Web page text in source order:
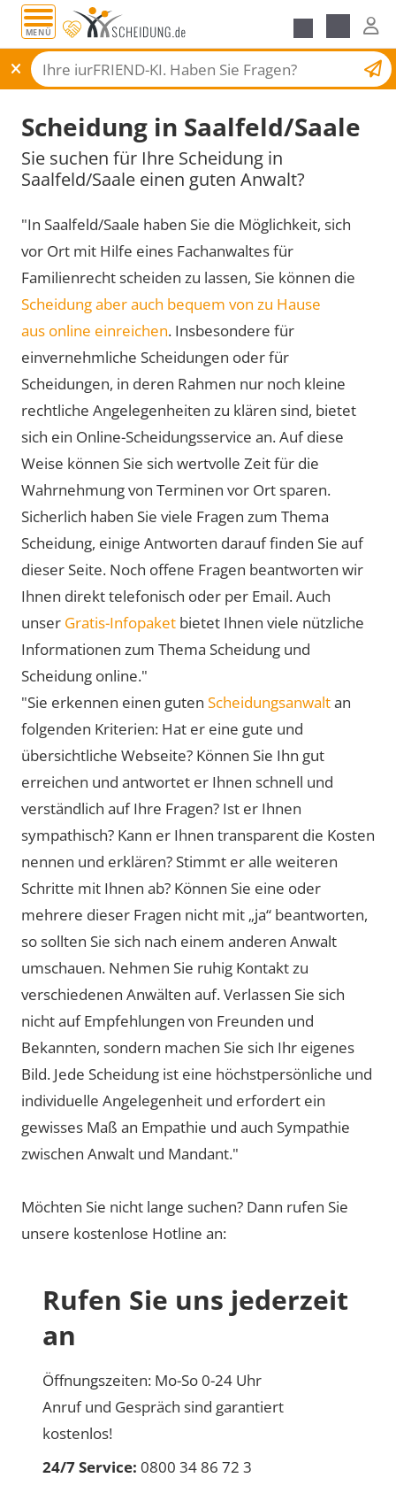
MENÜ
Scheidungsantrag
Scheidung in Saalfeld/Saale
Sie suchen für Ihre Scheidung in
Saalfeld/Saale einen guten Anwalt?
"In Saalfeld/Saale haben Sie die Möglichkeit, sich
vor Ort mit Hilfe eines Fachanwaltes für
Familienrecht scheiden zu lassen, Sie können die
Scheidung aber auch bequem von zu Hause
aus online einreichen. Insbesondere für
einvernehmliche Scheidungen oder für
Scheidungen, in deren Rahmen nur noch kleine
rechtliche Angelegenheiten zu klären sind, bietet
sich ein Online-Scheidungsservice an. Auf diese
Weise können Sie sich wertvolle Zeit für die
Wahrnehmung von Terminen vor Ort sparen.
Sicherlich haben Sie viele Fragen zum Thema
Scheidung, einige Antworten darauf finden Sie auf
dieser Seite. Noch offene Fragen beantworten wir
Ihnen direkt telefonisch oder per Email. Auch
unser Gratis-Infopaket bietet Ihnen viele nützliche
Informationen zum Thema Scheidung und
Scheidung online."
"Sie erkennen einen guten Scheidungsanwaltan
folgenden Kriterien: Hat er eine gute und
übersichtliche Webseite? Können Sie Ihn gut
erreichen und antwortet er Ihnen schnell und
verständlich auf Ihre Fragen? Ist er Ihnen
sympathisch? Kann er Ihnen transparent die Kosten
nennen und erklären? Stimmt er alle weiteren
Schritte mit Ihnen ab? Können Sie eine oder
mehrere dieser Fragen nicht mit „ja“ beantworten,
so sollten Sie sich nach einem anderen Anwalt
umschauen. Nehmen Sie ruhig Kontakt zu
verschiedenen Anwälten auf. Verlassen Sie sich
nicht auf Empfehlungen von Freunden und
Bekannten, sondern machen Sie sich Ihr eigenes
Bild. Jede Scheidung ist eine höchstpersönliche und
individuelle Angelegenheit und erfordert ein
gewisses Maß an Empathie und auch Sympathie
zwischen Anwalt und Mandant."
Möchten Sie nicht lange suchen? Dann rufen Sie
unsere kostenlose Hotline an:
Rufen Sie uns jederzeit
an
Öffnungszeiten: Mo-So 0-24 Uhr
Anruf und Gespräch sind garantiert
kostenlos!
24/7 Service: 0800 34 86 72 3